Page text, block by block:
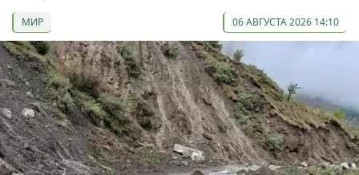
МИР 06 АВГУСТА 2026 14:10